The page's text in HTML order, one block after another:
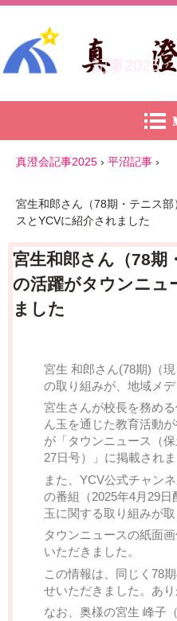
記事2025
真澄会記事2025 › 平沼記事 ›
宮生和郎さん（78期・テニス
スとYCVに紹介されました
宮生和郎さん（78期
の活躍がタウンニュ
ました
宮生 和郎さん(78期)（
の取り組みが、地域メ
宮生さんが校長を務め
ん玉を通じた教育活動
が「タウンニュース（
27日号）」に掲載されま
また、YCV公式チャン
の番組（2025年4月29
玉に関する取り組みが
タウンニュースの紙面
いただきました。
この情報は、同じく78
せいただきました。あり
なお、奥様の宮生 峰子